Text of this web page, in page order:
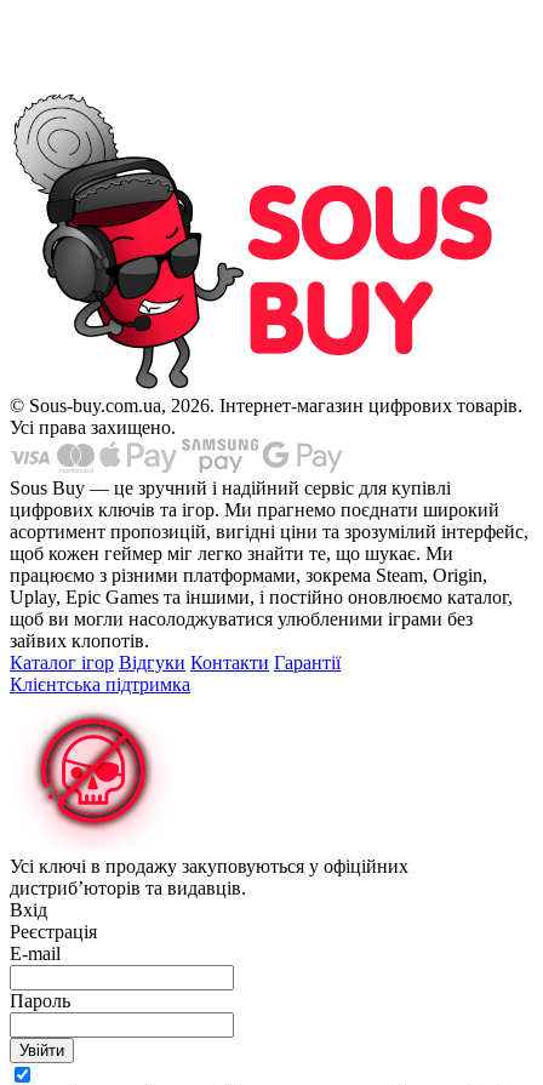
© Sous-buy.com.ua, 2026. Інтернет-магазин цифрових товарів.
Усі права захищено.
Sous Buy — це зручний і надійний сервіс для купівлі
цифрових ключів та ігор. Ми прагнемо поєднати широкий
асортимент пропозицій, вигідні ціни та зрозумілий інтерфейс,
щоб кожен геймер міг легко знайти те, що шукає. Ми
працюємо з різними платформами, зокрема Steam, Origin,
Uplay, Epic Games та іншими, і постійно оновлюємо каталог,
щоб ви могли насолоджуватися улюбленими іграми без
зайвих клопотів.
Каталог ігор Відгуки Контакти Гарантії
Клієнтська підтримка
Усі ключі в продажу закуповуються у офіційних
дистриб’юторів та видавців.
Вхід
Реєстрація
E-mail
Пароль
Увійти